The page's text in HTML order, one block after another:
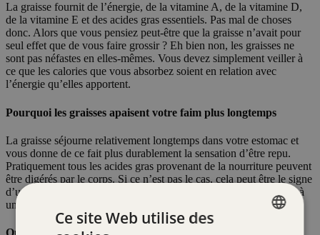
La graisse fournit de l’énergie, de la vitamine A, de la vitamine D,
de la vitamine E et des acides gras essentiels. Pas mal de choses
donc. Alors que vous pensiez peut-être que la graisse n’avait pour
seul effet que de vous faire grossir ? Eh bien non, les graisses ne
sont pas néfastes en elles-mêmes. Vous devez simplement veiller à
ce que les calories que vous absorbez soient en relation avec
l’énergie qu’elles apportent.
Pourquoi les graisses apaisent votre faim plus longtemps
La graisse séjourne relativement longtemps dans votre estomac et
vous donne de ce fait plus durablement la sensation d’être repu.
Pratiquement tous les acides gras provenant de la nourriture peuvent
être digérés par le corps. Si ce n’est pas le cas, cela peut être le signe
d’une perturbation de la digestion des graisses, par exemple suite à
une maladie ou à l’usage de médicaments.
Ce site Web utilise des